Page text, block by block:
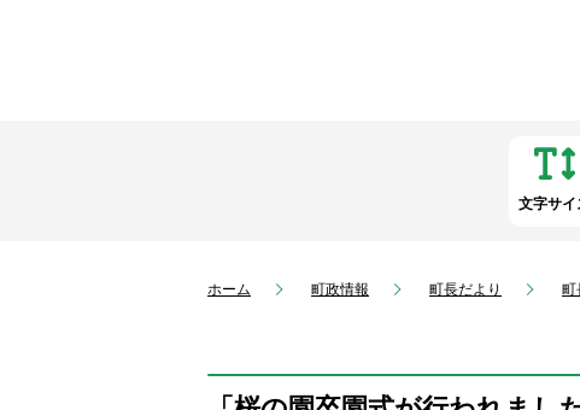
文字サイ
ホーム 町政情報 町長だより 町